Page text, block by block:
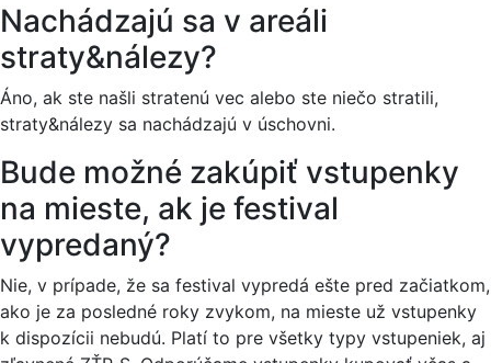
Nachádzajú sa v areáli
straty&nálezy?
Áno, ak ste našli stratenú vec alebo ste niečo stratili,
straty&nálezy sa nachádzajú v úschovni.
Bude možné zakúpiť vstupenky
na mieste, ak je festival
vypredaný?
Nie, v prípade, že sa festival vypredá ešte pred začiatkom,
ako je za posledné roky zvykom, na mieste už vstupenky
k dispozícii nebudú. Platí to pre všetky typy vstupeniek, aj